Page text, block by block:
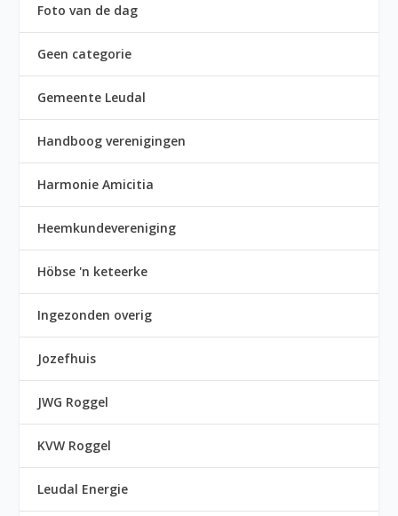
Foto van de dag
Geen categorie
Gemeente Leudal
Handboog verenigingen
Harmonie Amicitia
Heemkundevereniging
Höbse 'n keteerke
Ingezonden overig
Jozefhuis
JWG Roggel
KVW Roggel
Leudal Energie